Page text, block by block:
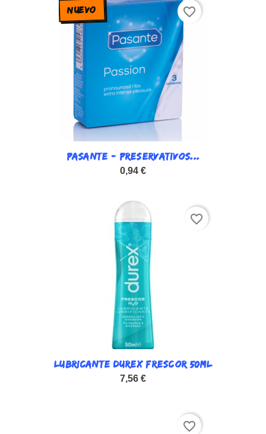
PASANTE - PRESERVATIVOS...
0,94 €
NUEVO favorite_border
LUBRICANTE DUREX FRESCOR 50ML
7,56 €
favorite_border
favorite_border